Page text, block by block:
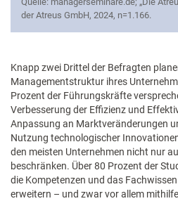
der Atreus GmbH, 2024, n=1.166.
Knapp zwei Drittel der Befragten
Managementstruktur ihres
Prozent der Führungskräfte
Verbesserung der Effizienz und
Anpassung an Marktveränderungen
Nutzung technologischer
den meisten Unternehmen nicht nur
beschränken. Über 80 Prozent der
die Kompetenzen und das
erweitern – und zwar vor allem